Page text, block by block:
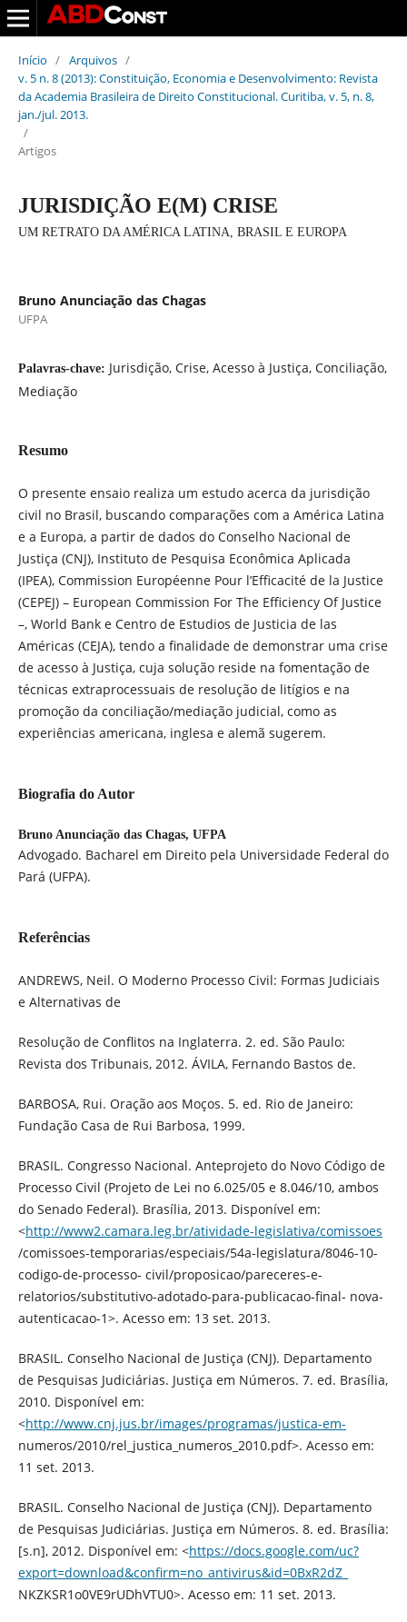
Início / Arquivos /
v. 5 n. 8 (2013): Constituição, Economia e Desenvolvimento: Revista
da Academia Brasileira de Direito Constitucional. Curitiba, v. 5, n. 8,
jan./jul. 2013.
/
Artigos
JURISDIÇÃO E(M) CRISE
UM RETRATO DA AMÉRICA LATINA, BRASIL E EUROPA
Bruno Anunciação das Chagas
UFPA
Palavras-chave: Jurisdição, Crise, Acesso à Justiça, Conciliação,
Mediação
Resumo
O presente ensaio realiza um estudo acerca da jurisdição
civil no Brasil, buscando comparações com a América Latina
e a Europa, a partir de dados do Conselho Nacional de
Justiça (CNJ), Instituto de Pesquisa Econômica Aplicada
(IPEA), Commission Européenne Pour l’Efficacité de la Justice
(CEPEJ) – European Commission For The Efficiency Of Justice
–, World Bank e Centro de Estudios de Justicia de las
Américas (CEJA), tendo a finalidade de demonstrar uma crise
de acesso à Justiça, cuja solução reside na fomentação de
técnicas extraprocessuais de resolução de litígios e na
promoção da conciliação/mediação judicial, como as
experiências americana, inglesa e alemã sugerem.
Biografia do Autor
Bruno Anunciação das Chagas, UFPA
Advogado. Bacharel em Direito pela Universidade Federal do
Pará (UFPA).
Referências
ANDREWS, Neil. O Moderno Processo Civil: Formas Judiciais
e Alternativas de
Resolução de Conflitos na Inglaterra. 2. ed. São Paulo:
Revista dos Tribunais, 2012. ÁVILA, Fernando Bastos de.
BARBOSA, Rui. Oração aos Moços. 5. ed. Rio de Janeiro:
Fundação Casa de Rui Barbosa, 1999.
BRASIL. Congresso Nacional. Anteprojeto do Novo Código de
Processo Civil (Projeto de Lei no 6.025/05 e 8.046/10, ambos
do Senado Federal). Brasília, 2013. Disponível em:
<http://www2.camara.leg.br/atividade-legislativa/comissoes
/comissoes-temporarias/especiais/54a-legislatura/8046-10-
codigo-de-processo- civil/proposicao/pareceres-e-
relatorios/substitutivo-adotado-para-publicacao-final- nova-
autenticacao-1>. Acesso em: 13 set. 2013.
BRASIL. Conselho Nacional de Justiça (CNJ). Departamento
de Pesquisas Judiciárias. Justiça em Números. 7. ed. Brasília,
2010. Disponível em:
<http://www.cnj.jus.br/images/programas/justica-em-
numeros/2010/rel_justica_numeros_2010.pdf>. Acesso em:
11 set. 2013.
BRASIL. Conselho Nacional de Justiça (CNJ). Departamento
de Pesquisas Judiciárias. Justiça em Números. 8. ed. Brasília:
[s.n], 2012. Disponível em: <https://docs.google.com/uc?
export=download&confirm=no_antivirus&id=0BxR2dZ_
NKZKSR1o0VE9rUDhVTU0>. Acesso em: 11 set. 2013.